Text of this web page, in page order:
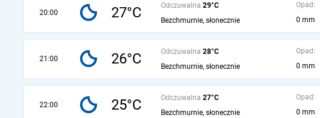
20:00 27°C Odczuwalna 29°C
Bezchmurnie, słonecznie
Opad:
0 mm
21:00 26°C Odczuwalna 28°C
Bezchmurnie, słonecznie
Opad:
0 mm
22:00 25°C Odczuwalna 27°C
Bezchmurnie, słonecznie
Opad:
0 mm